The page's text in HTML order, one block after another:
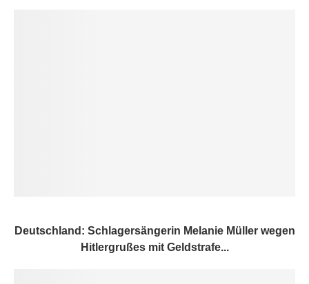
Deutschland: Schlagersängerin Melanie Müller wegen
Hitlergrußes mit Geldstrafe...